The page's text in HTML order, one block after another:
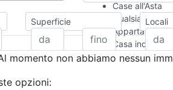
Case all'Asta
Qualsiasi
Appartamento
Casa
Casa Semi-
Superficie Locali
momento non abbiamo nessun
opzioni: